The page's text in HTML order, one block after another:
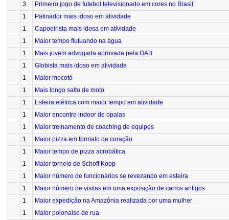
3
Primeiro jogo de futebol televisionado em cores no Brasil
1
Patinador mais idoso em atividade
1
Capoeirista mais idosa em atividade
1
Maior tempo flutuando na água
1
Mais jovem advogada aprovada pela OAB
1
Globista mais idoso em atividade
1
Maior mocotó
1
Mais longo salto de moto
1
Esteira elétrica com maior tempo em atividade
1
Maior encontro indoor de opalas
1
Maior treinamento de coaching de equipes
1
Maior pizza em formato de coração
1
Maior tempo de pizza acrobática
1
Maior torneio de Schoff Kopp
1
Maior número de funcionários se revezando em esteira
1
Maior número de visitas em uma exposição de carros antigos
1
Maior expedição na Amazônia realizada por uma mulher
1
Maior polonaise de rua